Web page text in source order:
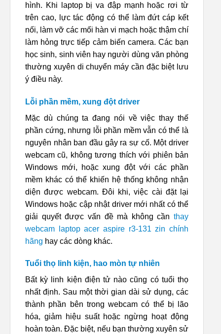
hình. Khi laptop bị va đập mạnh hoặc rơi từ
trên cao, lực tác động có thể làm đứt cáp kết
nối, làm vỡ các mối hàn vi mạch hoặc thậm chí
làm hỏng trực tiếp cảm biến camera. Các bạn
học sinh, sinh viên hay người dùng văn phòng
thường xuyên di chuyển máy cần đặc biệt lưu
ý điều này.
Lỗi phần mềm, xung đột driver
Mặc dù chúng ta đang nói về việc thay thế
phần cứng, nhưng lỗi phần mềm vẫn có thể là
nguyên nhân ban đầu gây ra sự cố. Một driver
webcam cũ, không tương thích với phiên bản
Windows mới, hoặc xung đột với các phần
mềm khác có thể khiến hệ thống không nhận
diện được webcam. Đôi khi, việc cài đặt lại
Windows hoặc cập nhật driver mới nhất có thể
giải quyết được vấn đề mà không cần thay
webcam laptop acer aspire r3-131 zin chính
hãng hay các dòng khác.
Tuổi thọ linh kiện, hao mòn tự nhiên
Bất kỳ linh kiện điện tử nào cũng có tuổi thọ
nhất định. Sau một thời gian dài sử dụng, các
thành phần bên trong webcam có thể bị lão
hóa, giảm hiệu suất hoặc ngừng hoạt động
hoàn toàn. Đặc biệt, nếu bạn thường xuyên sử